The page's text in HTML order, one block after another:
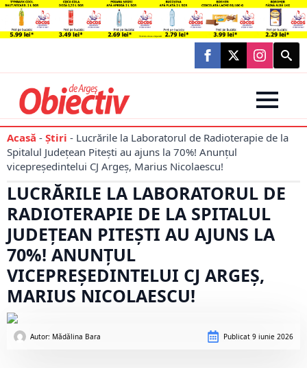
Search
for:
Acasă - Știri - Lucrările la Laboratorul de Radioterapie de la
Spitalul Județean Pitești au ajuns la 70%! Anunțul
vicepreședintelui CJ Argeș, Marius Nicolaescu!
LUCRĂRILE LA LABORATORUL DE
RADIOTERAPIE DE LA SPITALUL
JUDEȚEAN PITEȘTI AU AJUNS LA
70%! ANUNȚUL
VICEPREȘEDINTELUI CJ ARGEȘ,
MARIUS NICOLAESCU!
Autor: Mădălina Bara Publicat 9 iunie 2026